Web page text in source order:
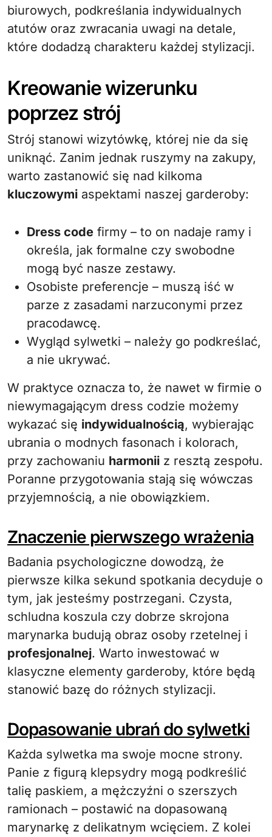
biurowych, podkreślania indywidualnych
atutów oraz zwracania uwagi na detale,
które dodadzą charakteru każdej stylizacji.
Kreowanie wizerunku
poprzez strój
Strój stanowi wizytówkę, której nie da się
uniknąć. Zanim jednak ruszymy na zakupy,
warto zastanowić się nad kilkoma
kluczowymi aspektami naszej garderoby:
Dress code firmy – to on nadaje ramy i
określa, jak formalne czy swobodne
mogą być nasze zestawy.
Osobiste preferencje – muszą iść w
parze z zasadami narzuconymi przez
pracodawcę.
Wygląd sylwetki – należy go podkreślać,
a nie ukrywać.
W praktyce oznacza to, że nawet w firmie o
niewymagającym dress codzie możemy
wykazać się indywidualnością, wybierając
ubrania o modnych fasonach i kolorach,
przy zachowaniu harmonii z resztą zespołu.
Poranne przygotowania stają się wówczas
przyjemnością, a nie obowiązkiem.
Znaczenie pierwszego wrażenia
Badania psychologiczne dowodzą, że
pierwsze kilka sekund spotkania decyduje o
tym, jak jesteśmy postrzegani. Czysta,
schludna koszula czy dobrze skrojona
marynarka budują obraz osoby rzetelnej i
profesjonalnej. Warto inwestować w
klasyczne elementy garderoby, które będą
stanowić bazę do różnych stylizacji.
Dopasowanie ubrań do sylwetki
Każda sylwetka ma swoje mocne strony.
Panie z figurą klepsydry mogą podkreślić
talię paskiem, a mężczyźni o szerszych
ramionach – postawić na dopasowaną
marynarkę z delikatnym wcięciem. Z kolei